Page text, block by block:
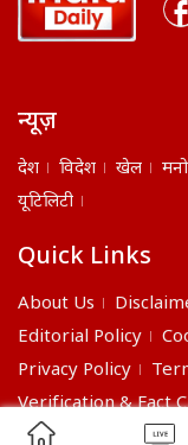
न्यूज़
देश विदेश खेल
यूटिलिटी
Quick Links
About Us
Editorial Policy
Privacy Policy
Verification & Fact